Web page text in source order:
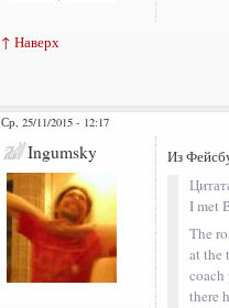
↑ Наверх
Ср, 25/11/2015 - 12:17
Ingumsky
Из
I met
The
at the
there